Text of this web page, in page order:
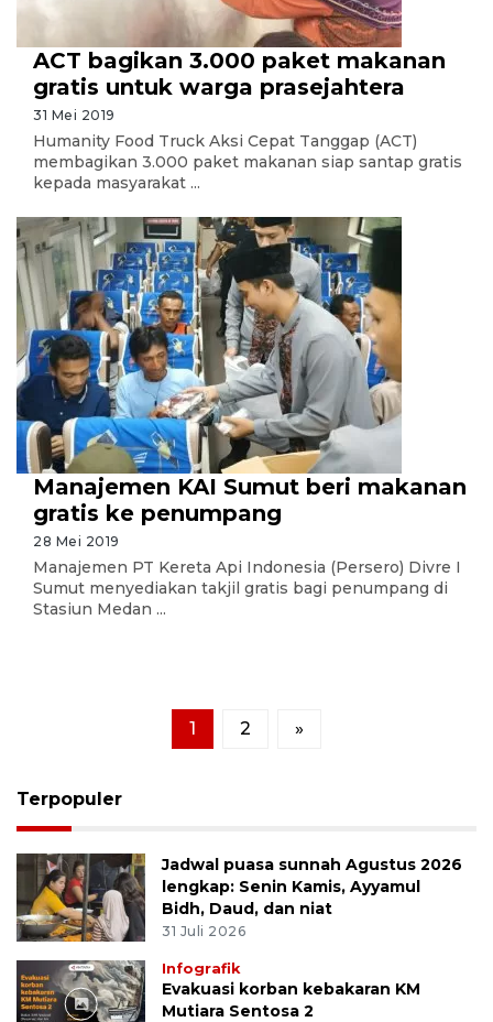
ACT bagikan 3.000 paket makanan
gratis untuk warga prasejahtera
31 Mei 2019
Humanity Food Truck Aksi Cepat Tanggap (ACT)
membagikan 3.000 paket makanan siap santap gratis
kepada masyarakat ...
Manajemen KAI Sumut beri makanan
gratis ke penumpang
28 Mei 2019
Manajemen PT Kereta Api Indonesia (Persero) Divre I
Sumut menyediakan takjil gratis bagi penumpang di
Stasiun Medan ...
1 2 »
Terpopuler
Jadwal puasa sunnah Agustus 2026
lengkap: Senin Kamis, Ayyamul
Bidh, Daud, dan niat
31 Juli 2026
Infografik
Evakuasi korban kebakaran KM
Mutiara Sentosa 2